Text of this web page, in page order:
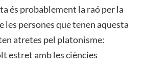
és probablement la raó per la
les persones que tenen aquesta
atretes pel platonisme:
estret amb les ciències